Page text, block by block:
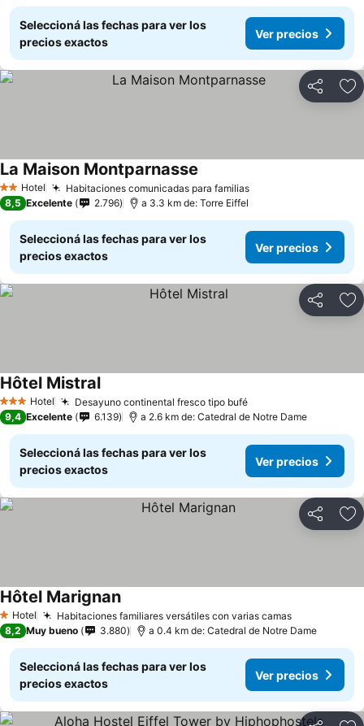
Seleccioná las fechas para ver los
precios exactos
Ver precios
Compartir
2 Estrellas
Hotel Habitaciones comunicadas para familiasVer precios
La Maison Montparnasse
8,5 Excelente 2.796 a 3.3 km de: Torre Eiffel
Seleccioná las fechas para ver los
precios exactos
Ver precios
Compartir
3 Estrellas
Hotel Desayuno continental fresco tipo buféVer precios
Hôtel MistralVer precios
9,4 Excelente 6.139 a 2.6 km de: Catedral de Notre Dame
Seleccioná las fechas para ver los
precios exactos
Ver precios
Compartir
1 Estrellas
Hotel Habitaciones familiares versátiles con varias camasVer precios
Hôtel MarignanVer precios
8,2 Muy bueno 3.880 a 0.4 km de: Catedral de Notre Dame
Seleccioná las fechas para ver los
precios exactos
Ver precios